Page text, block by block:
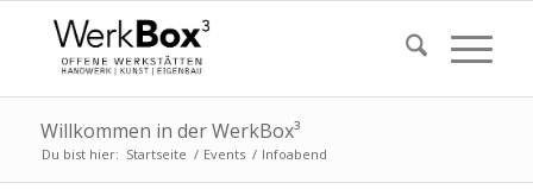
Willkommen in der WerkBox³
Du bist hier: Startseite / Events / Infoabend